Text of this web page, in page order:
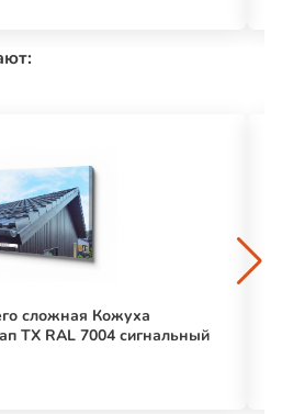
сложная Кожуха
ТХ RAL 7004 сигнальный